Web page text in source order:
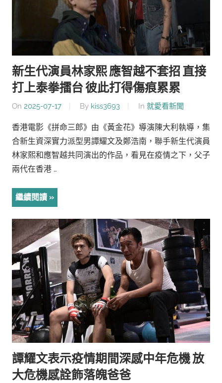
新生代演員林家熙 應智越不套招 直接
打上泰拳擂台 彼此打得傷痕累累
On 2025-07-17 By kiss3693 In 就愛看新聞
香港電影《拼命三郎》由《黃金花》導演陳大利執導，集
合新生資深實力派型男譚耀文及鄭浩南，聯手新生代演員
林家熙和應智越共同演出的作品，看見在疫情之下，父子
兩代在香港 …
繼續閱讀
譚耀文表示疫情期間深感中年危機 放
大危機感詮飾落魄爸爸